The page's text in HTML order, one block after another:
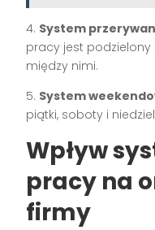
4. System
pracy jest podzielony
między nimi.
5. System
piątki, soboty i
Wpływ
pracy na
firmy